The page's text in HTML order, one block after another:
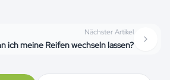
Nächster Artikel
ich meine Reifen wechseln lassen?